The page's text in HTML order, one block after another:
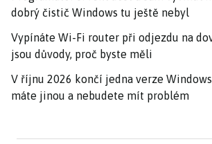
dobrý čistič Windows tu ještě nebyl
Vypínáte Wi-Fi router při odjezdu na
jsou důvody, proč byste měli
V říjnu 2026 končí jedna verze
máte jinou a nebudete mít problém